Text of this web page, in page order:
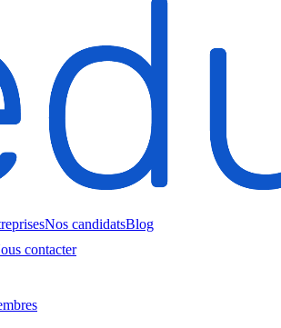
Nos candidatsBlog
contacter